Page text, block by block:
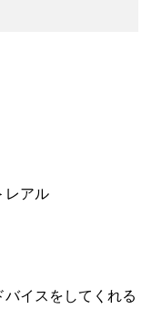
レアル
イスをしてくれる